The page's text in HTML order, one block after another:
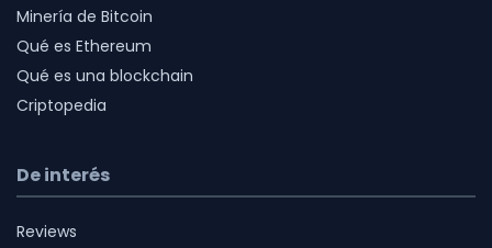
Minería de Bitcoin
Qué es Ethereum
Qué es una blockchain
Criptopedia
De interés
Reviews